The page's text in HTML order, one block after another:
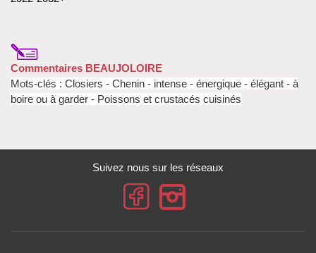
Commentaires BEAUJOLOIRE
Mots-clés : Closiers - Chenin - intense - énergique - élégant - à
boire ou à garder - Poissons et crustacés cuisinés
Suivez nous sur les réseaux